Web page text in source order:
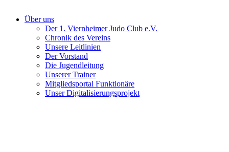
Über uns
Der 1. Viernheimer Judo Club e.V.
Chronik des Vereins
Unsere Leitlinien
Der Vorstand
Die Jugendleitung
Unserer Trainer
Mitgliedsportal Funktionäre
Unser Digitalisierungsprojekt